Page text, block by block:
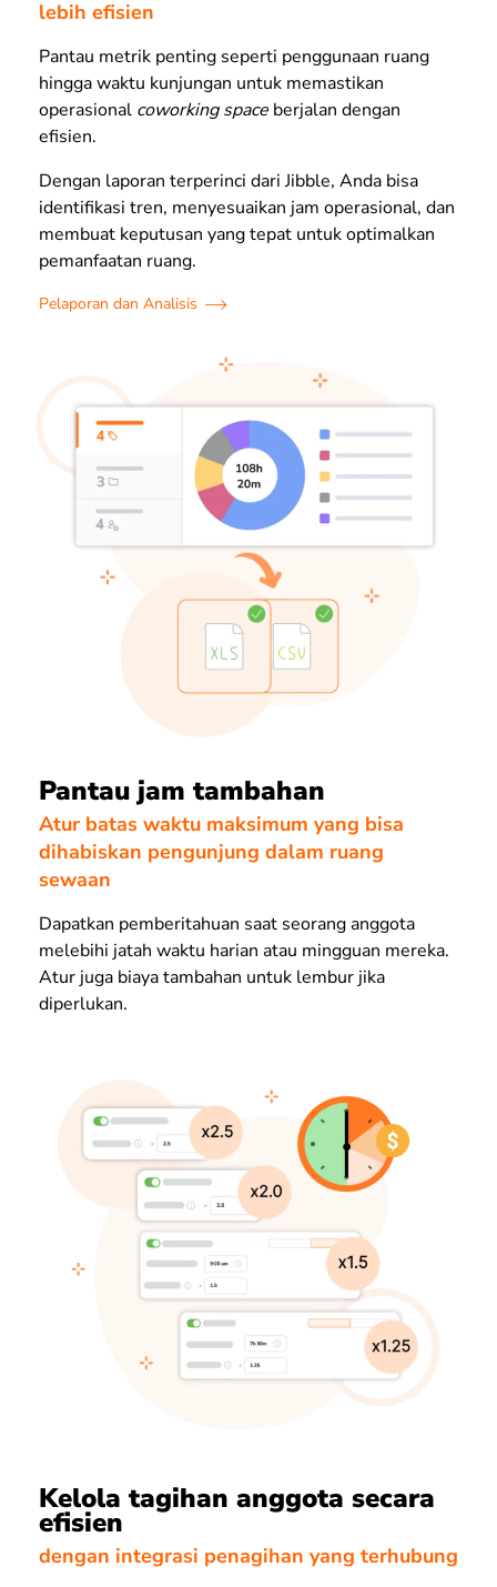
lebih efisien
Pantau metrik penting seperti penggunaan ruang
hingga waktu kunjungan untuk memastikan
operasional coworking space berjalan dengan
efisien.
Dengan laporan terperinci dari Jibble, Anda bisa
identifikasi tren, menyesuaikan jam operasional, dan
membuat keputusan yang tepat untuk optimalkan
pemanfaatan ruang.
Pelaporan dan Analisis
Pantau jam tambahan
Atur batas waktu maksimum yang bisa
dihabiskan pengunjung dalam ruang
sewaan
Dapatkan pemberitahuan saat seorang anggota
melebihi jatah waktu harian atau mingguan mereka.
Atur juga biaya tambahan untuk lembur jika
diperlukan.
Kelola tagihan anggota secara
efisien
dengan integrasi penagihan yang terhubung